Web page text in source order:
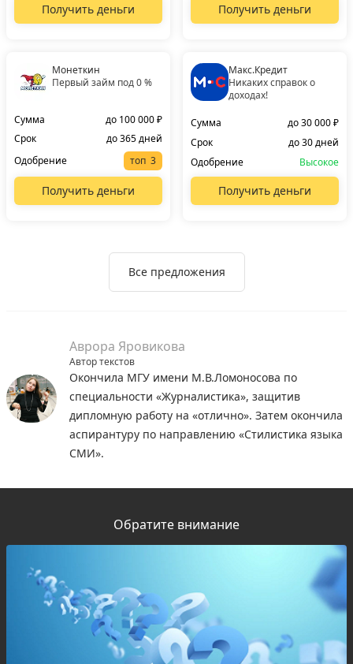
Получить деньги Получить деньги
Монеткин
Первый займ под 0 %
Сумма
до 100 000 ₽
Срок
до 365 дней
Одобрение
топ
Получить деньги
Макс.Кредит
Никаких справок о
доходах!
Сумма
до 30 000 ₽
Срок
до 30 дней
Одобрение
Высокое
Получить деньги
Все предложения
Аврора Яровикова
Автор текстов
Окончила МГУ имени М.В.Ломоносова по
специальности «Журналистика», защитив
дипломную работу на «отлично». Затем окончила
аспирантуру по направлению «Стилистика языка
СМИ».
Обратите внимание